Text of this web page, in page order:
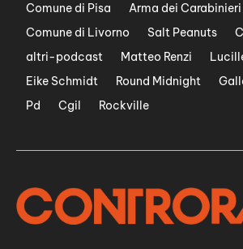
Comune di Pisa
Arma dei Carabinieri
Comune di Livorno
Salt Peanuts
altri-podcast
Matteo Renzi
Eike Schmidt
Round Midnight
Pd
Cgil Rockville